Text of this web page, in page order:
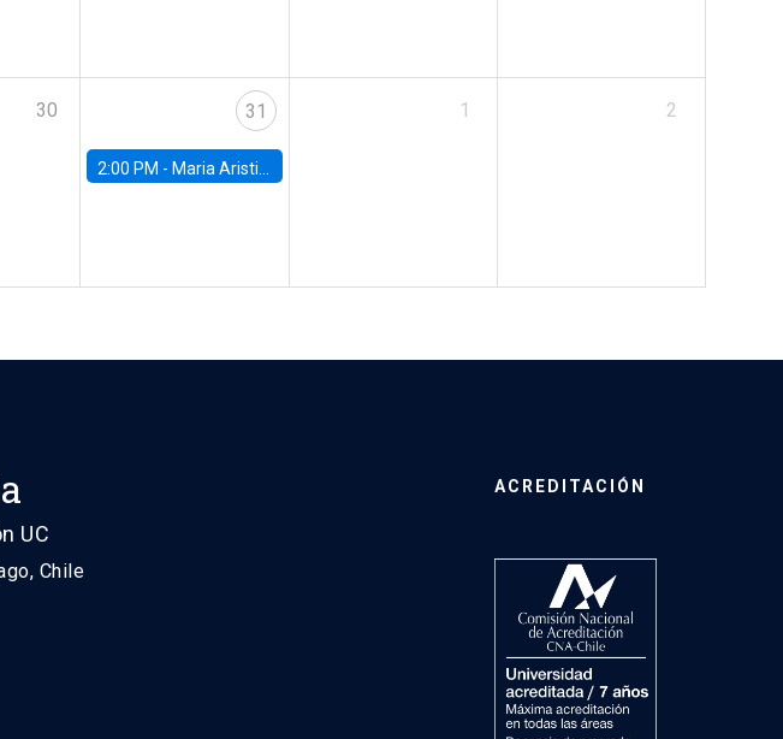
30 31
2:00 PM - Maria Aristizabal-Ramirez, FED Board
1 2
UC
Chile
ACREDITACIÓN